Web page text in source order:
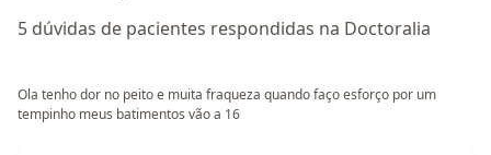
5 dúvidas de pacientes respondidas na Doctoralia
Ola tenho dor no peito e muita fraqueza quando faço esforço por um
tempinho meus batimentos vão a 16